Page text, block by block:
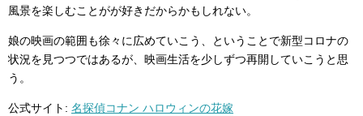
風景を楽しむことがが好きだからかもしれない。
娘の映画の範囲も徐々に広めていこう、ということで新型コロナの
状況を見つつではあるが、映画生活を少しずつ再開していこうと思
う。
公式サイト: 名探偵コナン ハロウィンの花嫁